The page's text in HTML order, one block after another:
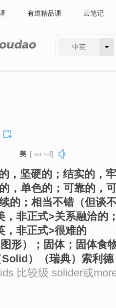
有道精品课 云笔记
中英
美 [ˈsɑːlɪd]
，坚硬的；结实的，
，单色的；可靠的，
的；相当不错（但谈
，非正式>关系融洽的
，非正式>很难的
形）；固体；固体食
Solid）（瑞典）索利
比较级 solider或